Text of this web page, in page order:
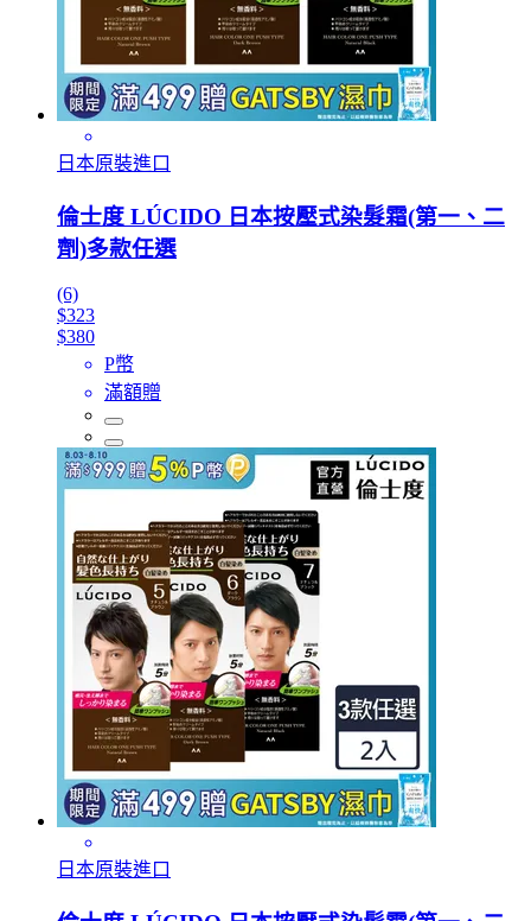
日本原裝進口
倫士度 LÚCIDO 日本按壓式染髮霜(第一、二
劑)多款任選
(6)
$323
$380
P幣
滿額贈
日本原裝進口